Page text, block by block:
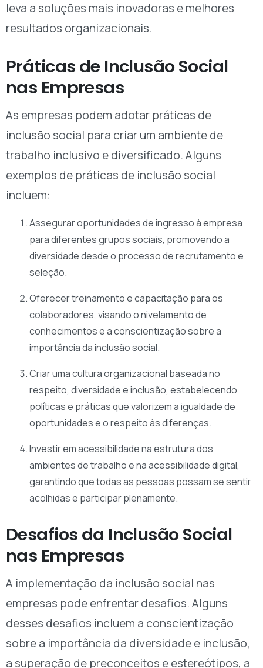
leva a soluções mais inovadoras e melhores
resultados organizacionais.
Práticas de Inclusão Social
nas Empresas
As empresas podem adotar práticas de
inclusão social para criar um ambiente de
trabalho inclusivo e diversificado. Alguns
exemplos de práticas de inclusão social
incluem:
Assegurar oportunidades de ingresso à empresa
para diferentes grupos sociais, promovendo a
diversidade desde o processo de recrutamento e
seleção.
Oferecer treinamento e capacitação para os
colaboradores, visando o nivelamento de
conhecimentos e a conscientização sobre a
importância da inclusão social.
Criar uma cultura organizacional baseada no
respeito, diversidade e inclusão, estabelecendo
políticas e práticas que valorizem a igualdade de
oportunidades e o respeito às diferenças.
Investir em acessibilidade na estrutura dos
ambientes de trabalho e na acessibilidade digital,
garantindo que todas as pessoas possam se sentir
acolhidas e participar plenamente.
Desafios da Inclusão Social
nas Empresas
A implementação da inclusão social nas
empresas pode enfrentar desafios. Alguns
desses desafios incluem a conscientização
sobre a importância da diversidade e inclusão,
a superação de preconceitos e estereótipos, a